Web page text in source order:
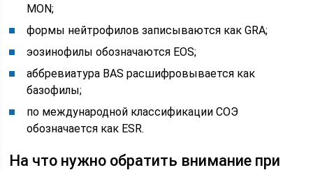
MON;
формы нейтрофилов записываются как GRA;
эозинофилы обозначаются EOS;
аббревиатура BAS расшифровывается как
базофилы;
по международной классификации СОЭ
обозначается как ESR.
На что нужно обратить внимание при